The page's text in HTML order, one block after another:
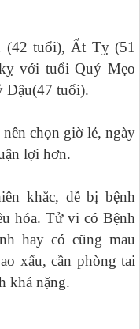
(42 tuổi), Ất Tỵ (51
với tuổi Quý Mẹo
Dậu(47 tuổi).
chọn giờ lẻ, ngày
lợi hơn.
khắc, dễ bị bệnh
hóa. Tử vi có Bệnh
hay có cũng mau
xấu, cần phòng tai
khá nặng.